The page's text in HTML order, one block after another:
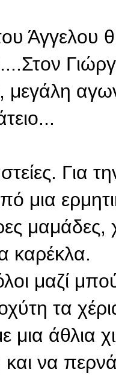
Άγγελου
Για
μια
μαμάδες,
καρέκλα.
μαζί
τα
μια άθλια
να